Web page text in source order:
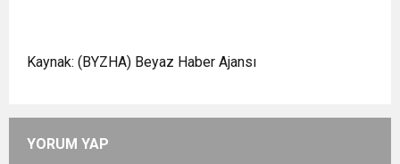
Kaynak: (BYZHA) Beyaz Haber Ajansı
YORUM YAP